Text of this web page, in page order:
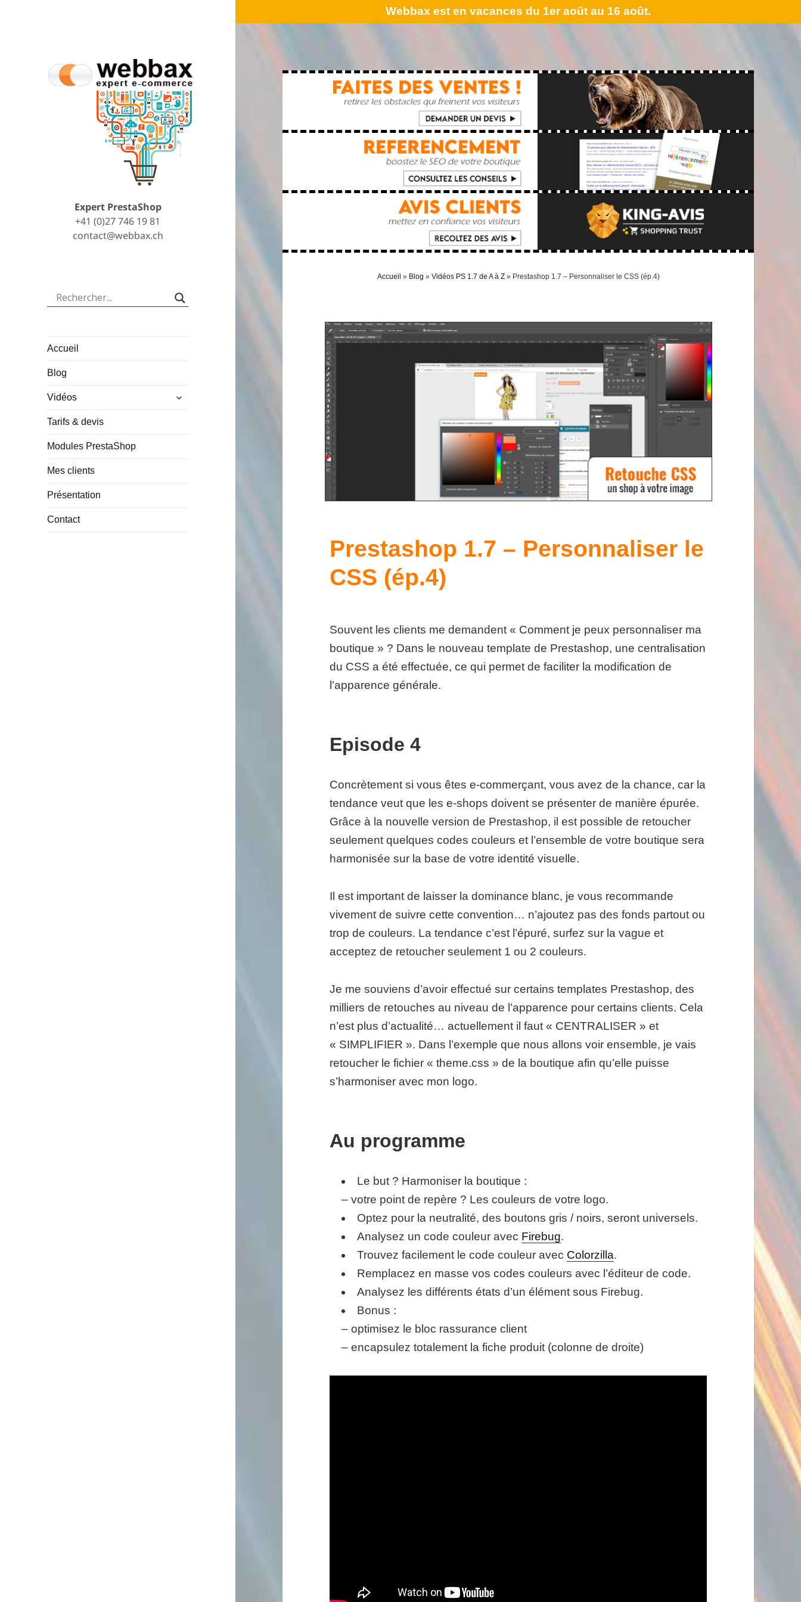
Expert PrestaShop
+41 (0)27 746 19 81
contact@webbax.ch
Accueil
Blog
Vidéos
ouvrir
Tarifs & devis
Modules PrestaShop
Mes clients
Présentation
Contact
Webbax est en vacances du 1er août au 16 août.
Accueil » Blog » Vidéos PS 1.7 de A à Z» Prestashop 1.7 – Personnaliser le CSS (ép.4)
Prestashop 1.7 – Personnaliser le
CSS (ép.4)
Souvent les clients me demandent « Comment je peux personnaliser ma
boutique » ? Dans le nouveau template de Prestashop, une centralisation
du CSS a été effectuée, ce qui permet de faciliter la modification de
l’apparence générale.
Episode 4
Concrètement si vous êtes e-commerçant, vous avez de la chance, car la
tendance veut que les e-shops doivent se présenter de manière épurée.
Grâce à la nouvelle version de Prestashop, il est possible de retoucher
seulement quelques codes couleurs et l’ensemble de votre boutique sera
harmonisée sur la base de votre identité visuelle.
Il est important de laisser la dominance blanc, je vous recommande
vivement de suivre cette convention… n’ajoutez pas des fonds partout ou
trop de couleurs. La tendance c’est l’épuré, surfez sur la vague et
acceptez de retoucher seulement 1 ou 2 couleurs.
Je me souviens d’avoir effectué sur certains templates Prestashop, des
milliers de retouches au niveau de l’apparence pour certains clients. Cela
n’est plus d’actualité… actuellement il faut « CENTRALISER » et
« SIMPLIFIER ». Dans l’exemple que nous allons voir ensemble, je vais
retoucher le fichier « theme.css » de la boutique afin qu’elle puisse
s’harmoniser avec mon logo.
Au programme
Le but ? Harmoniser la boutique :
– votre point de repère ? Les couleurs de votre logo.
Optez pour la neutralité, des boutons gris / noirs, seront universels.
Analysez un code couleur avec Firebug.
Trouvez facilement le code couleur avec Colorzilla.
Remplacez en masse vos codes couleurs avec l’éditeur de code.
Analysez les différents états d’un élément sous Firebug.
Bonus :
– optimisez le bloc rassurance client
– encapsulez totalement la fiche produit (colonne de droite)